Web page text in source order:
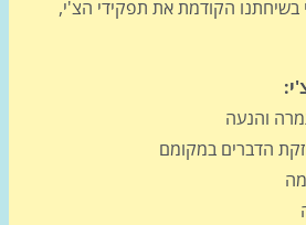
הקודמת את תפקידי הצ'י,
במקומם